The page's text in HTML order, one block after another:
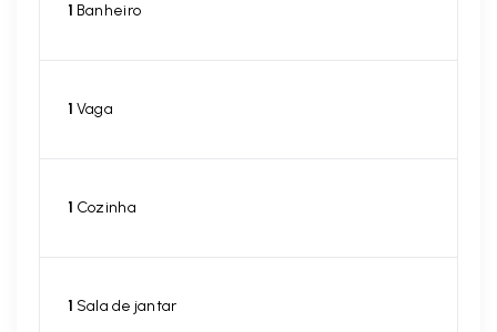
1 Banheiro
1 Vaga
1 Cozinha
1 Sala de jantar